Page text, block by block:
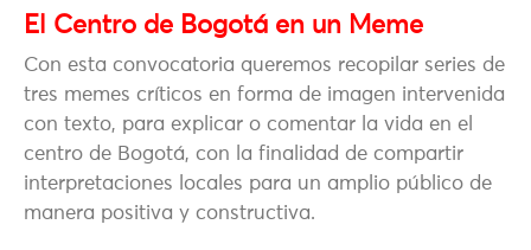
El Centro de Bogotá en un Meme
Con esta convocatoria queremos recopilar series de
tres memes críticos en forma de imagen intervenida
con texto, para explicar o comentar la vida en el
centro de Bogotá, con la finalidad de compartir
interpretaciones locales para un amplio público de
manera positiva y constructiva.